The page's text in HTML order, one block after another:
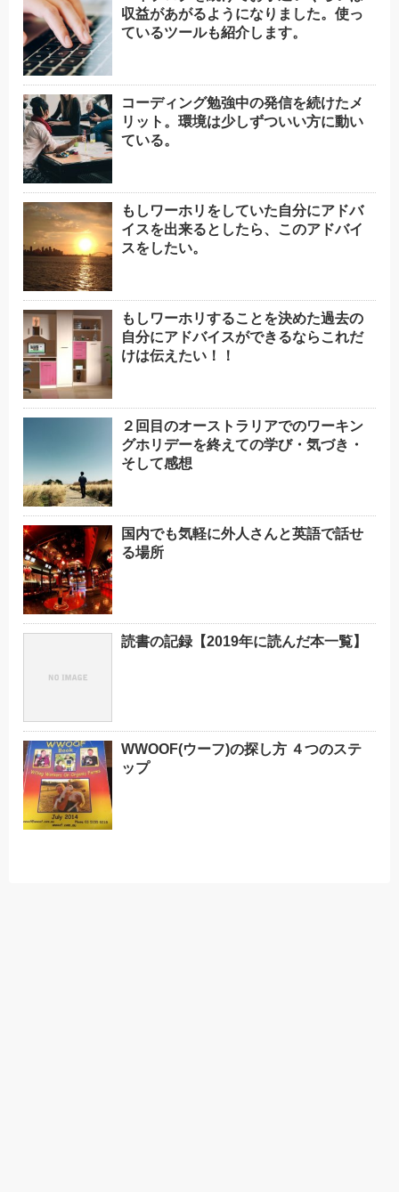
収益があがるようになりました。使っ
ているツールも紹介します。
コーディング勉強中の発信を続けたメ
リット。環境は少しずついい方に動い
ている。
もしワーホリをしていた自分にアドバ
イスを出来るとしたら、このアドバイ
スをしたい。
もしワーホリすることを決めた過去の
自分にアドバイスができるならこれだ
けは伝えたい！！
２回目のオーストラリアでのワーキン
グホリデーを終えての学び・気づき・
そして感想
国内でも気軽に外人さんと英語で話せ
る場所
読書の記録【2019年に読んだ本一覧】
WWOOF(ウーフ)の探し方 ４つのステ
ップ